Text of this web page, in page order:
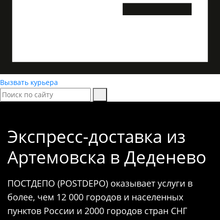
Вызвать курьера
Экспресс-доставка из
Артемовска в Деденево
ПОСТДЕПО (POSTDEPO) оказывает услуги в
более, чем 12 000 городов и населенных
пунктов России и 2000 городов стран СНГ